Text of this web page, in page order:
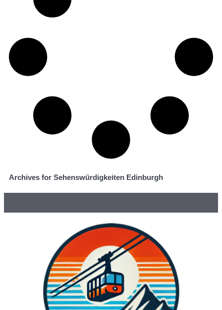
Archives for Sehenswürdigkeiten Edinburgh